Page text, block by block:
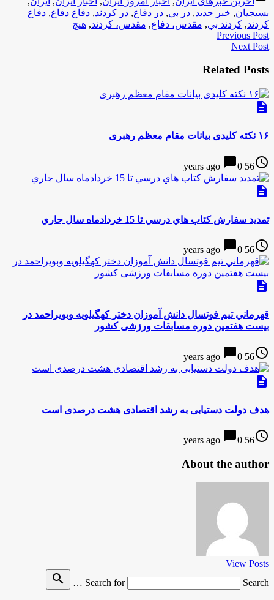
بسيجيان, خبر جدید, در بي, در دفاع, در كردند, دفاع دفاع, دفاع
كردند, كردند بي, مقدس، دفاع, مقدس، كردند, هيچ
Previous Post
Next Post
Related Posts
description
۱۶ نکته کلیدی بیانات مقام معظم رهبری
access_time
56 years ago
chat_bubble0
description
تمديد سفارش كتاب هاي درسي تا 15 خردادماه سال جاري
access_time
56 years ago
chat_bubble0
description
قهرماني تیم فوتسال دانش آموزان دختر کهگیلویه وبویراحمد در
بیست هفتمین دوره مسابقات ورزشی کشور
access_time
56 years ago
chat_bubble0
description
هدف دولت دستیابی به رشد اقتصادی هشت درصدی است
access_time
56 years ago
chat_bubble0
About the author
View Posts
Search for
Search …
search